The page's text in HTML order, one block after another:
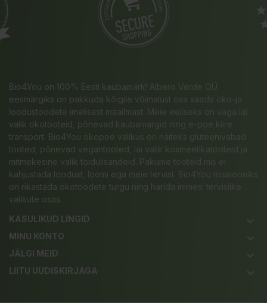
Bio4You on 100% Eesti kaubamärk! Albero Verde OÜ
eesmärgiks on pakkuda kõigile võimalust osa saada öko-ja
loodustoodete imelisest maailmast. Meie eeliseks on väga lai
valik ökotooteid, põnevad kaubamärgid ning e-poe kiire
transport. Bio4You ökopoe valikus on näiteks gluteenivabad
tooted, põnevad vegantooted, lai valik kosmeetikatooteid ja
mitmekesine valik toidulisandeid. Pakume tooteid mis ei
kahjustada loodust, loomi ega meie tervist. Bio4You missiooniks
on rikastada ökotoodete turgu ning harida inimesi tervislike
valikute osas.
KASULIKUD LINGID
keyboard_arrow_down
MINU KONTO keyboard_arrow_down
JÄLGI MEID keyboard_arrow_down
LIITU UUDISKIRJAGA keyboard_arrow_down